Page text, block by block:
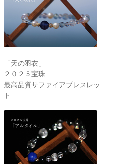
「天の羽衣」
２０２５宝珠
最高品質サファイアブレスレッ
ト